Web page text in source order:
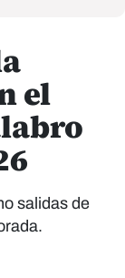
el
salidas de